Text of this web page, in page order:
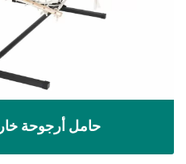
حامل أرجوحة